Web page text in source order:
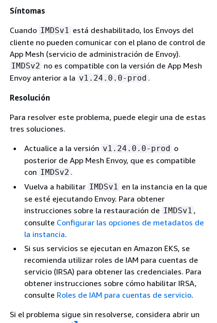
Síntomas
Cuando IMDSv1 está deshabilitado, los Envoys del
cliente no pueden comunicar con el plano de control de
App Mesh (servicio de administración de Envoy).
IMDSv2 no es compatible con la versión de App Mesh
Envoy anterior a la v1.24.0.0-prod .
Resolución
Para resolver este problema, puede elegir una de estas
tres soluciones.
Actualice a la versión v1.24.0.0-prod o
posterior de App Mesh Envoy, que es compatible
con IMDSv2 .
Vuelva a habilitar IMDSv1 en la instancia en la que
se esté ejecutando Envoy. Para obtener
instrucciones sobre la restauración de IMDSv1 ,
consulte Configurar las opciones de metadatos de
la instancia.
Si sus servicios se ejecutan en Amazon EKS, se
recomienda utilizar roles de IAM para cuentas de
servicio (IRSA) para obtener las credenciales. Para
obtener instrucciones sobre cómo habilitar IRSA,
consulte Roles de IAM para cuentas de servicio.
Si el problema sigue sin resolverse, considera abrir un